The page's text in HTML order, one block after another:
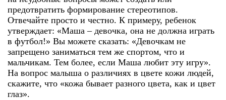
предотвратить формирование стереотипов.
Отвечайте просто и честно. К примеру, ребенок
утверждает: «Маша – девочка, она не должна играть
в футбол!» Вы можете сказать: «Девочкам не
запрещено заниматься тем же спортом, что и
мальчикам. Тем более, если Маша любит эту игру».
На вопрос малыша о различиях в цвете кожи людей,
скажите, что «кожа бывает разного цвета, как и цвет
глаз».